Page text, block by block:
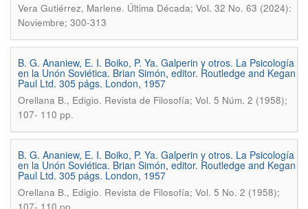
Vera Gutiérrez, Marlene. Última Década; Vol. 32 No. 63 (2024):
Noviembre; 300-313
B. G. Ananiew, E. I. Boiko, P. Ya. Galperin y otros. La Psicología
en la Unón Soviética. Brian Simón, editor. Routledge and Kegan
Paul Ltd. 305 págs. London, 1957
Orellana B., Edigio. Revista de Filosofía; Vol. 5 Núm. 2 (1958);
107- 110 pp.
B. G. Ananiew, E. I. Boiko, P. Ya. Galperin y otros. La Psicología
en la Unón Soviética. Brian Simón, editor. Routledge and Kegan
Paul Ltd. 305 págs. London, 1957
Orellana B., Edigio. Revista de Filosofía; Vol. 5 No. 2 (1958);